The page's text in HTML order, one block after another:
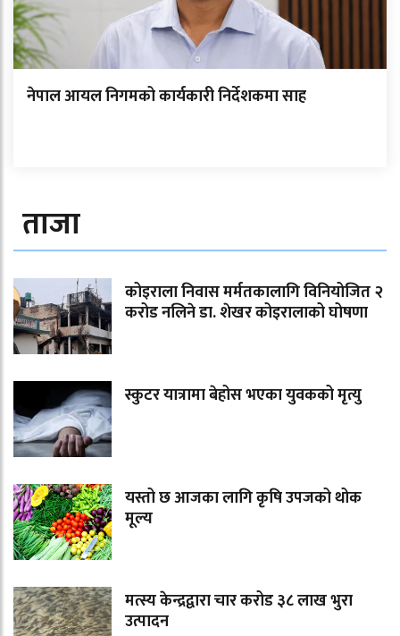
नेपाल आयल निगमको कार्यकारी निर्देशकमा साह
ताजा
कोइराला निवास मर्मतकालागि विनियोजित २
करोड नलिने डा. शेखर कोइरालाको घोषणा
स्कुटर यात्रामा बेहोस भएका युवकको मृत्यु
यस्तो छ आजका लागि कृषि उपजको थोक
मूल्य
मत्स्य केन्द्रद्वारा चार करोड ३८ लाख भुरा
उत्पादन